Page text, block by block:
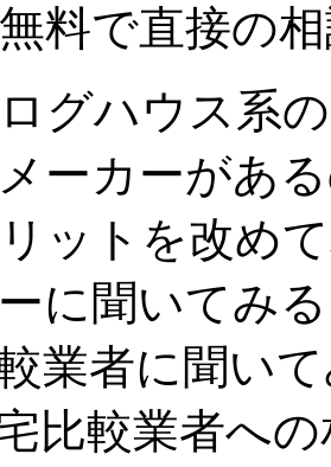
料で直接の
グハウス系
ーカーがあ
ットを改め
に聞いてみ
業者に聞い
比較業者へ